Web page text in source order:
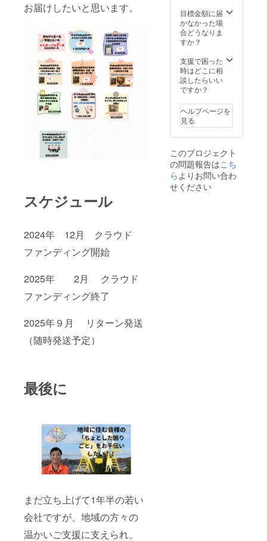
お届けしたいと思います。
スケジュール
2024年 12月 クラウド
ファンディング開始
2025年 2月 クラウド
ファンディング終了
2025年９月 リターン発送
（随時発送予定）
最後に
まだ立ち上げて1年半の若い
会社ですが、地域の方々の
温かいご支援に支えられ、
目標金額に届
かなかった場
合どうなりま
すか？
支援で困った
時はどこに相
談したらいい
ですか？
ヘルプページを
見る
このプロジェクト
の問題報告はこち
らよりお問い合わ
せください